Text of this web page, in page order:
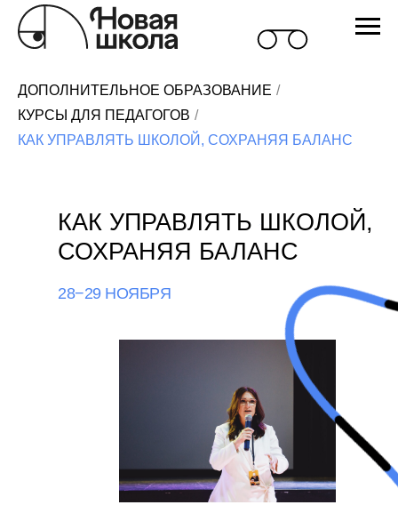
ДОПОЛНИТЕЛЬНОЕ ОБРАЗОВАНИЕ /
КУРСЫ ДЛЯ ПЕДАГОГОВ /
КАК УПРАВЛЯТЬ ШКОЛОЙ, СОХРАНЯЯ БАЛАНС
КАК УПРАВЛЯТЬ ШКОЛОЙ,
СОХРАНЯЯ БАЛАНС
28−29 НОЯБРЯ